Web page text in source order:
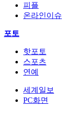
피플
온라인이슈
포토
핫포토
스포츠
연예
세계일보
PC화면